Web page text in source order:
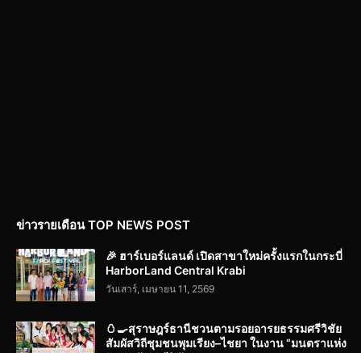
ข่าวรายเดือน TOP NEWS POST
🎉 ฮาร์เบอร์แลนด์ เปิดสาขาใหม่ครั้งแรกในกระบี่
HarborLand Central Krabi
วันเสาร์, เมษายน 11, 2569
🥚🍳สุราษฎร์ธานีชวนตามรอยอารยธรรมศรีวิชัย
สัมผัสวิถีชุมชนพุมเรียง–ไชยา ในงาน “มนตราแห่ง